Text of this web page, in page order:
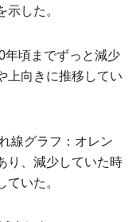
した。
年頃までずっと減少
上向きに推移してい
線グラフ：オレン
り、減少していた時
いた。